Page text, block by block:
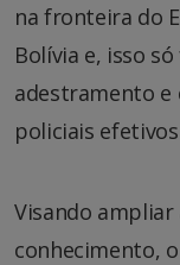
na fronteira do
Bolívia e, isso
adestramento e
policiais
Visando ampliar
conhecimento,